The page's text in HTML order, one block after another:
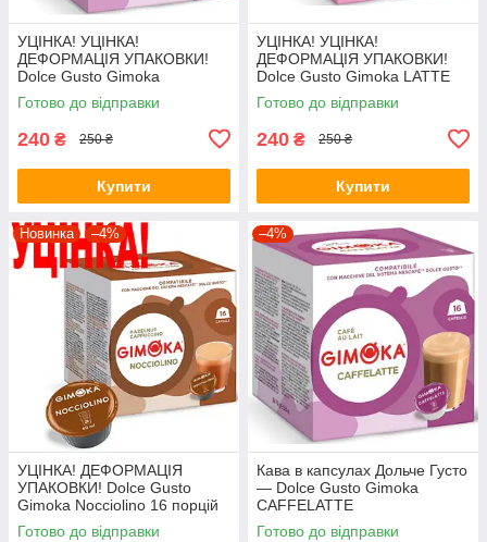
УЦІНКА! УЦІНКА!
ДЕФОРМАЦІЯ УПАКОВКИ!
Dolce Gusto Gimoka
CAFFELATTE
Готово до відправки
240 ₴ 250 ₴
Купити
УЦІНКА! УЦІНКА!
ДЕФОРМАЦІЯ УПАКОВКИ!
Dolce Gusto Gimoka LATTE
MACCHIATO
Готово до відправки
240 ₴ 250 ₴
Купити
Новинка –4%
УЦІНКА! ДЕФОРМАЦІЯ
УПАКОВКИ! Dolce Gusto
Gimoka Nocciolino 16 порцій
Готово до відправки
–4%
Кава в капсулах Дольче Густо
— Dolce Gusto Gimoka
CAFFELATTE
Готово до відправки